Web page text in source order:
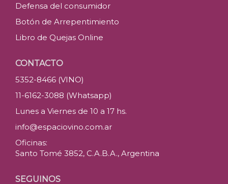
Defensa del consumidor
Botón de Arrepentimiento
Libro de Quejas Online
CONTACTO
5352-8466 (VINO)
11-6162-3088 (Whatsapp)
Lunes a Viernes de 10 a 17 hs.
info@espaciovino.com.ar
Oficinas:
Santo Tomé 3852, C.A.B.A., Argentina
SEGUINOS